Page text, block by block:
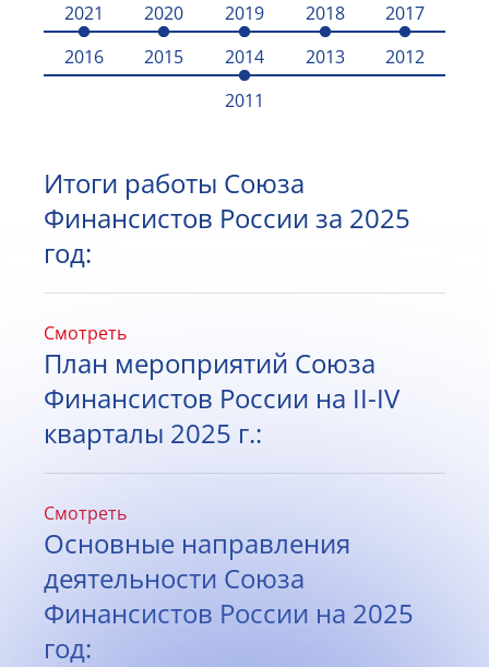
2021
2020 2019 2018
2017
2016
2015 2014 2013
2012
2011
Итоги работы Союза
Финансистов России за 2025
год:
Смотреть
План мероприятий Союза
Финансистов России на II-IV
кварталы 2025 г.:
Смотреть
Основные направления
деятельности Союза
Финансистов России на 2025
год: